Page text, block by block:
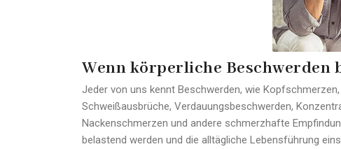
Wenn körperliche Beschwerden
Jeder von uns kennt Beschwerden, wie
Schweißausbrüche, Verdauungsbeschwerden,
Nackenschmerzen und andere schmerzhafte
belastend werden und die alltägliche Lebensführung